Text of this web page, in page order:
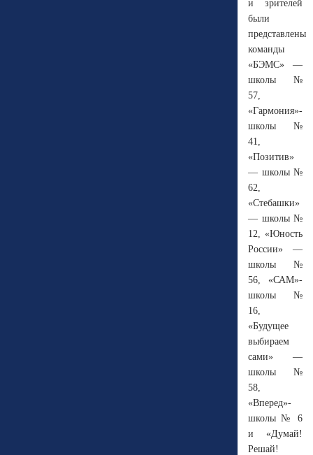
и зрителей
были
представлены
команды
«БЭМС» —
школы №
57,
«Гармония»-
школы №
41,
«Позитив»
— школы №
62,
«Стебашки»
— школы №
12, «Юность
России» —
школы №
56, «САМ»-
школы №
16,
«Будущее
выбираем
сами» —
школы №
58,
«Вперед»-
школы № 6
и «Думай!
Решай!